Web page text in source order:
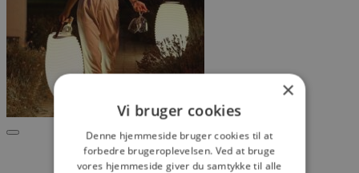
×
Vi bruger cookies
Denne hjemmeside bruger cookies til at
forbedre brugeroplevelsen. Ved at bruge
vores hjemmeside giver du samtykke til alle